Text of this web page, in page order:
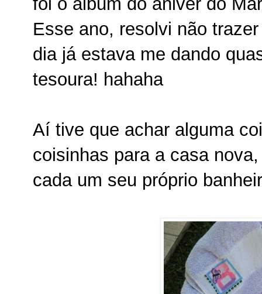
Esse ano, resolvi não
dia já estava me dando
tesoura! hahaha
Aí tive que achar alguma
coisinhas para a casa
cada um seu próprio